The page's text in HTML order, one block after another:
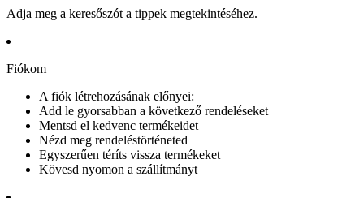
Adja meg a keresőszót a tippek megtekintéséhez.
Fiókom
A fiók létrehozásának előnyei:
Add le gyorsabban a következő rendeléseket
Mentsd el kedvenc termékeidet
Nézd meg rendeléstörténeted
Egyszerűen téríts vissza termékeket
Kövesd nyomon a szállítmányt